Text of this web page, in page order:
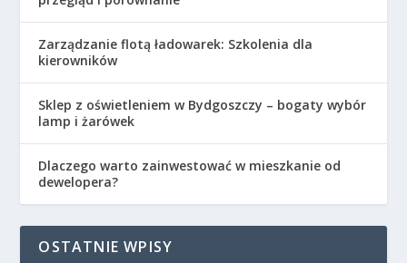
Zarządzanie flotą ładowarek: Szkolenia dla
kierowników
Sklep z oświetleniem w Bydgoszczy – bogaty wybór
lamp i żarówek
Dlaczego warto zainwestować w mieszkanie od
dewelopera?
OSTATNIE WPISY